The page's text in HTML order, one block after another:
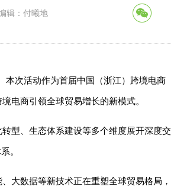
辑：付曦地
本次活动作为首届中国（浙江）跨境电商
电商引领全球贸易增长的新模式。
型、生态体系建设等多个维度展开深度交
。
大数据等新技术正在重塑全球贸易格局，